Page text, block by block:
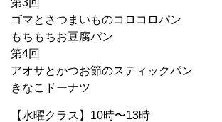
ゴマとさつまいものコロコロパン
もちもちお豆腐パン
第4回
アオサとかつお節のスティックパン
きなこドーナツ
【水曜クラス】10時〜13時